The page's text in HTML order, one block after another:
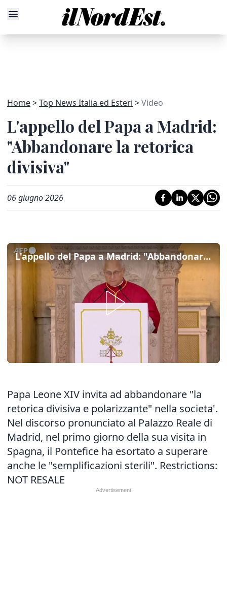
Home Top News Italia ed Esteri Video
L'appello del Papa a Madrid:
"Abbandonare la retorica
divisiva"
06 giugno 2026
L'appello del Papa a Madrid: "Abbandonare la retorica divisiva"
Papa Leone XIV invita ad abbandonare "la
retorica divisiva e polarizzante" nella societa'.
Nel discorso pronunciato al Palazzo Reale di
Madrid, nel primo giorno della sua visita in
Spagna, il Pontefice ha esortato a superare
anche le "semplificazioni sterili". Restrictions:
NOT RESALE